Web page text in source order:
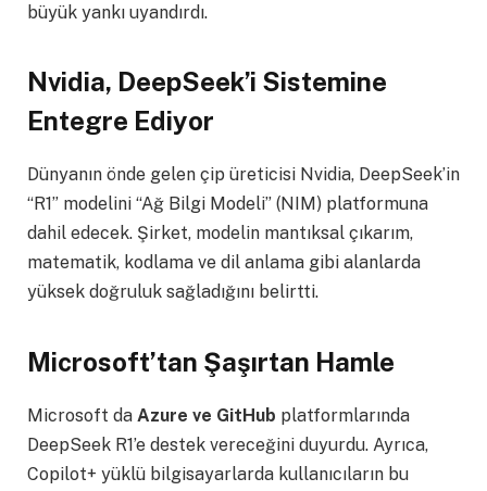
büyük yankı uyandırdı.
Nvidia, DeepSeek’i Sistemine
Entegre Ediyor
Dünyanın önde gelen çip üreticisi Nvidia, DeepSeek’in
“R1” modelini “Ağ Bilgi Modeli” (NIM) platformuna
dahil edecek. Şirket, modelin mantıksal çıkarım,
matematik, kodlama ve dil anlama gibi alanlarda
yüksek doğruluk sağladığını belirtti.
Microsoft’tan Şaşırtan Hamle
Microsoft da Azure ve GitHub platformlarında
DeepSeek R1’e destek vereceğini duyurdu. Ayrıca,
Copilot+ yüklü bilgisayarlarda kullanıcıların bu